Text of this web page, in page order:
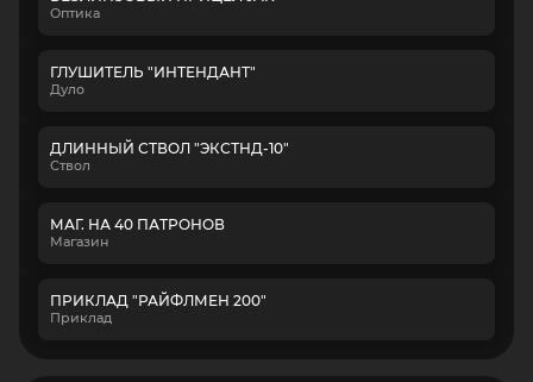
Оптика
ГЛУШИТЕЛЬ "ИНТЕНДАНТ"
Дуло
ДЛИННЫЙ СТВОЛ "ЭКСТНД-10"
Ствол
МАГ. НА 40 ПАТРОНОВ
Магазин
ПРИКЛАД "РАЙФЛМЕН 200"
Приклад